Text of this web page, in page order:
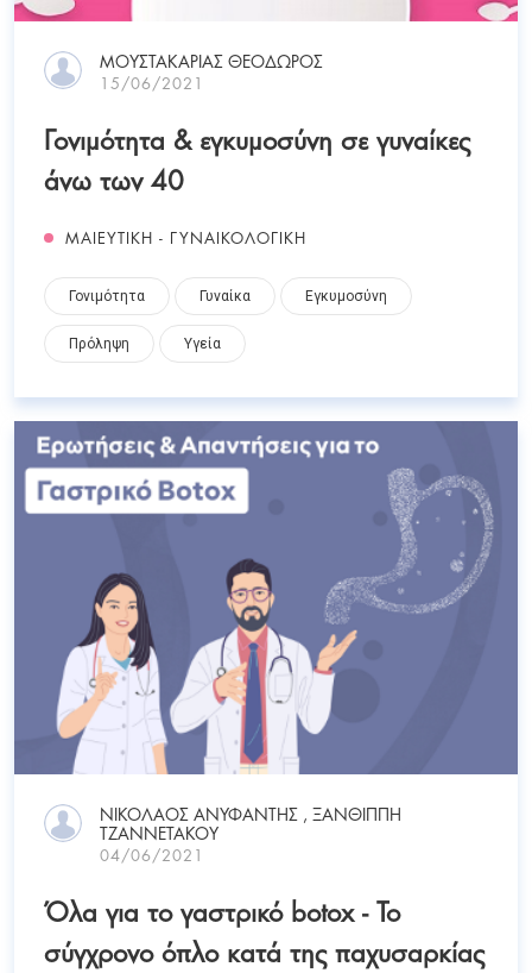
ΜΟΥΣΤΑΚΑΡΙΑΣ ΘΕΟΔΩΡΟΣ
15/06/2021
Γονιμότητα & εγκυμοσύνη σε γυναίκες
άνω των 40
ΜΑΙΕΥΤΙΚΗ - ΓΥΝΑΙΚΟΛΟΓΙΚΗ
Γονιμότητα Γυναίκα Εγκυμοσύνη
Πρόληψη Υγεία
ΝΙΚΌΛΑΟΣ ΑΝΥΦΑΝΤΉΣ , ΞΑΝΘΊΠΠΗ
ΤΖΑΝΝΕΤΆΚΟΥ
04/06/2021
Όλα για το γαστρικό botox - Το
σύγχρονο όπλο κατά της παχυσαρκίας